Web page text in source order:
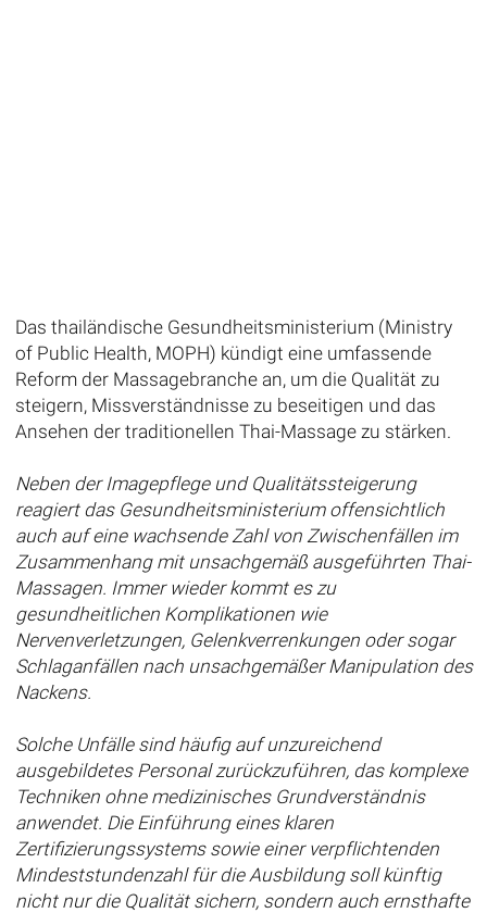
Das thailändische Gesundheitsministerium (Ministry
of Public Health, MOPH) kündigt eine umfassende
Reform der Massagebranche an, um die Qualität zu
steigern, Missverständnisse zu beseitigen und das
Ansehen der traditionellen Thai-Massage zu stärken.
Neben der Imagepflege und Qualitätssteigerung
reagiert das Gesundheitsministerium offensichtlich
auch auf eine wachsende Zahl von Zwischenfällen im
Zusammenhang mit unsachgemäß ausgeführten Thai-
Massagen. Immer wieder kommt es zu
gesundheitlichen Komplikationen wie
Nervenverletzungen, Gelenkverrenkungen oder sogar
Schlaganfällen nach unsachgemäßer Manipulation des
Nackens.
Solche Unfälle sind häufig auf unzureichend
ausgebildetes Personal zurückzuführen, das komplexe
Techniken ohne medizinisches Grundverständnis
anwendet. Die Einführung eines klaren
Zertifizierungssystems sowie einer verpflichtenden
Mindeststundenzahl für die Ausbildung soll künftig
nicht nur die Qualität sichern, sondern auch ernsthafte